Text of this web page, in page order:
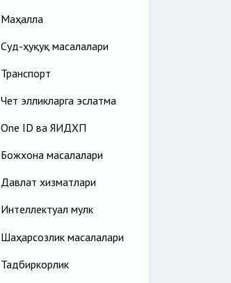
Маҳалла
Суд-ҳуқуқ масалалари
Транспорт
Чет элликларга эслатма
One ID ва ЯИДХП
Божхона масалалари
Давлат хизматлари
Интеллектуал мулк
Шаҳарсозлик масалалари
Тадбиркорлик